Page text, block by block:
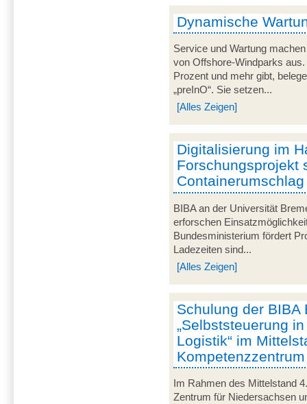
Dynamische
Service und Wartung
von Offshore-Windparks
Prozent und mehr gibt,
„preInO“. Sie setzen...
[Alles Zeigen]
Digitalisierung im
Forschungsprojekt
BIBA an der Universität
erforschen
Bundesministerium fördert
Ladezeiten sind...
[Alles Zeigen]
Schulung der BIBA
„Selbststeuerung
Logistik“ im
Im Rahmen des Mittelstand
Zentrum für Niedersachsen